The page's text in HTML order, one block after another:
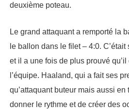
deuxième poteau.
Le grand attaquant a remporté la
le ballon dans le filet – 4:0.
et il a une fois de plus prouvé
l’équipe. Haaland, qui a fait ses
qu’attaquant buteur mais aussi
donner le rythme et de créer des